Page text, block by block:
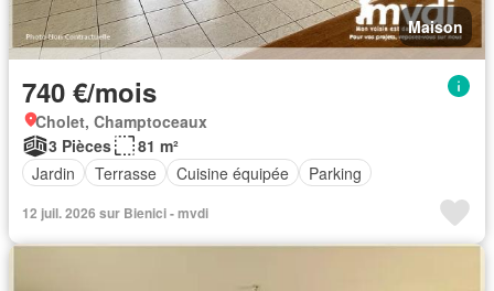
Maison
740 €/mois
Cholet, Champtoceaux
3 Pièces
81 m²
Jardin
Terrasse Cuisine équipée Parking
12 juil. 2026 sur Bienici - mvdi